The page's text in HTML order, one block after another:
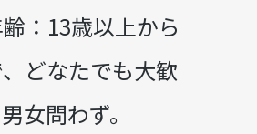
：13歳以上から
どなたでも大歓
女問わず。